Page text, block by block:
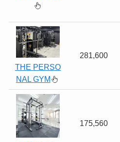
THE PERSO
NAL GYM
281,600
175,560